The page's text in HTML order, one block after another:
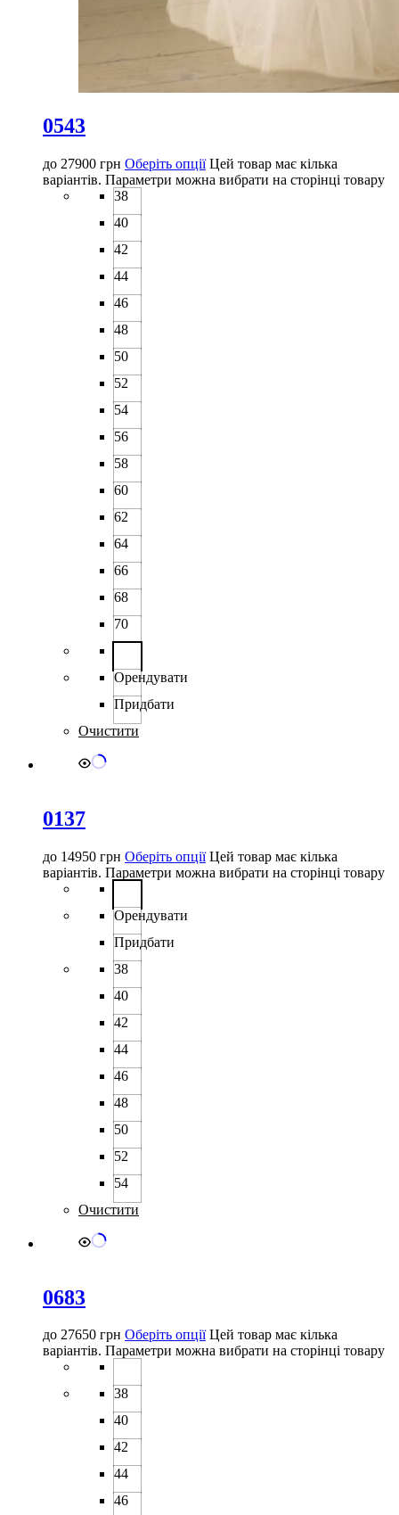
0543
до 27900 грн Оберіть опції Цей товар має кілька
варіантів. Параметри можна вибрати на сторінці товару
38
40
42
44
46
48
50
52
54
56
58
60
62
64
66
68
70
Орендувати
Придбати
Очистити
0137
до 14950 грн Оберіть опції Цей товар має кілька
варіантів. Параметри можна вибрати на сторінці товару
Орендувати
Придбати
38
40
42
44
46
48
50
52
54
Очистити
0683
до 27650 грн Оберіть опції Цей товар має кілька
варіантів. Параметри можна вибрати на сторінці товару
38
40
42
44
46